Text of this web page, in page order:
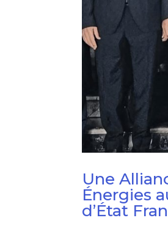
Une
Énergies
d’État